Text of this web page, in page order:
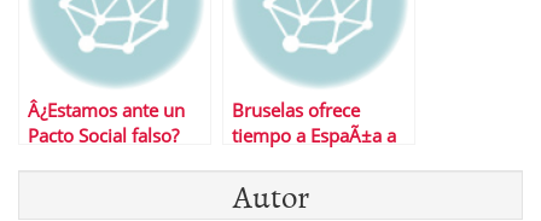
Â¿Estamos ante un
Pacto Social falso?
Bruselas ofrece
tiempo a EspaÃ±a a
ajustes
Autor